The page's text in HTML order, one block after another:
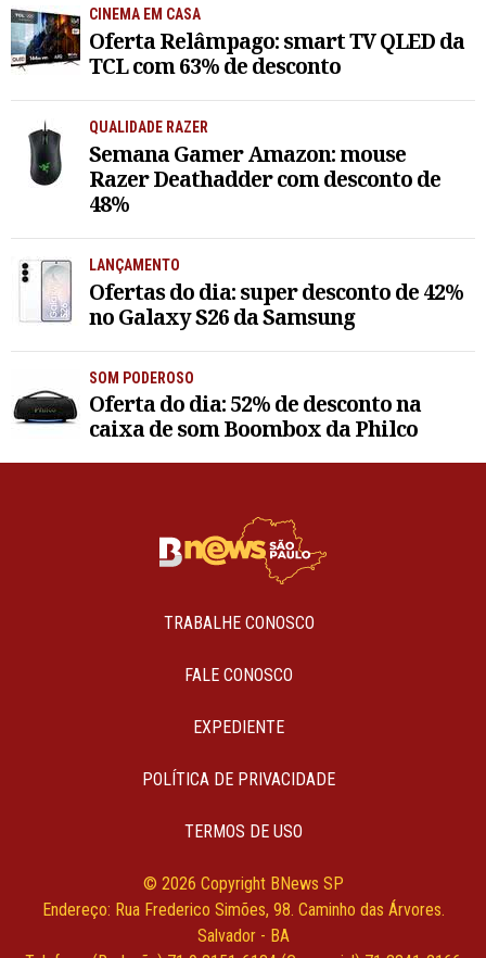
CINEMA EM CASA
Oferta Relâmpago: smart TV QLED da
TCL com 63% de desconto
QUALIDADE RAZER
Semana Gamer Amazon: mouse
Razer Deathadder com desconto de
48%
LANÇAMENTO
Ofertas do dia: super desconto de 42%
no Galaxy S26 da Samsung
SOM PODEROSO
Oferta do dia: 52% de desconto na
caixa de som Boombox da Philco
TRABALHE CONOSCO
FALE CONOSCO
EXPEDIENTE
POLÍTICA DE PRIVACIDADE
TERMOS DE USO
© 2026 Copyright BNews SP
Endereço: Rua Frederico Simões, 98. Caminho das Árvores.
Salvador - BA